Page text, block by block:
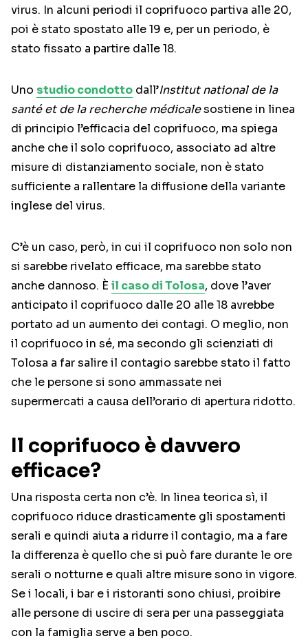
virus. In alcuni periodi il coprifuoco partiva alle 20,
poi è stato spostato alle 19 e, per un periodo, è
stato fissato a partire dalle 18.
Uno studio condotto dall’Institut national de la
santé et de la recherche médicalesostiene in linea
di principio l’efficacia del coprifuoco, ma spiega
anche che il solo coprifuoco, associato ad altre
misure di distanziamento sociale, non è stato
sufficiente a rallentare la diffusione della variante
inglese del virus.
C’è un caso, però, in cui il coprifuoco non solo non
si sarebbe rivelato efficace, ma sarebbe stato
anche dannoso. È il caso di Tolosa, dove l’aver
anticipato il coprifuoco dalle 20 alle 18 avrebbe
portato ad un aumento dei contagi. O meglio, non
il coprifuoco in sé, ma secondo gli scienziati di
Tolosa a far salire il contagio sarebbe stato il fatto
che le persone si sono ammassate nei
supermercati a causa dell’orario di apertura ridotto.
Il coprifuoco è davvero
efficace?
Una risposta certa non c’è. In linea teorica sì, il
coprifuoco riduce drasticamente gli spostamenti
serali e quindi aiuta a ridurre il contagio, ma a fare
la differenza è quello che si può fare durante le ore
serali o notturne e quali altre misure sono in vigore.
Se i locali, i bar e i ristoranti sono chiusi, proibire
alle persone di uscire di sera per una passeggiata
con la famiglia serve a ben poco.